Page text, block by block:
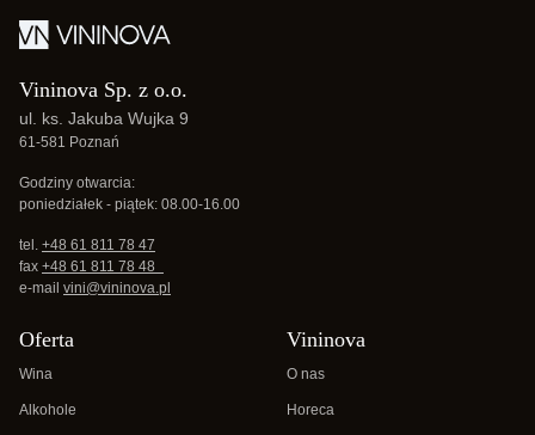
Vininova Sp. z o.o.
ul. ks. Jakuba Wujka 9
61-581 Poznań
Godziny otwarcia:
poniedziałek - piątek: 08.00-16.00
tel. +48 61 811 78 47
fax +48 61 811 78 48
e-mail vini@vininova.pl
Oferta
Wina
Alkohole
Vininova
O nas
Horeca